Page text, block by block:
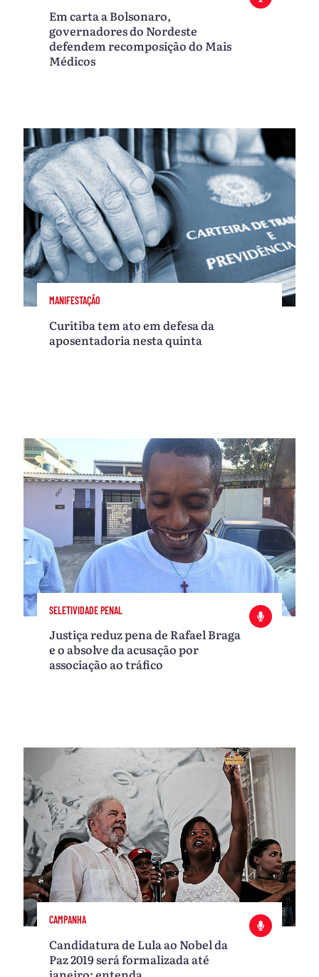
Em carta a Bolsonaro,
governadores do Nordeste
defendem recomposição do Mais
Médicos
MANIFESTAÇÃO
Curitiba tem ato em defesa da
aposentadoria nesta quinta
SELETIVIDADE PENAL
Justiça reduz pena de Rafael Braga
e o absolve da acusação por
associação ao tráfico
CAMPANHA
Candidatura de Lula ao Nobel da
Paz 2019 será formalizada até